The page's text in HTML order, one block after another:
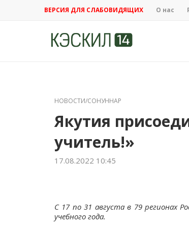
ВЕРСИЯ ДЛЯ СЛАБОВИДЯЩИХ О нас
НОВОСТИ/СОНУННАР
Якутия
учитель!»
17.08.2022 10:45
С 17 по 31 августа в 79 регионах
учебного года.